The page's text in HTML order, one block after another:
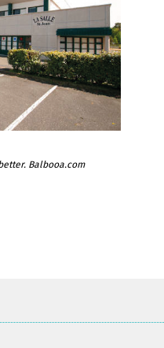
Balbooa.com